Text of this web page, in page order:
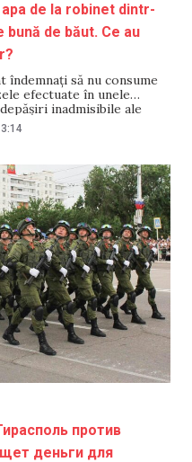
de la robinet dintr-
de băut. Ce au
să nu consume
efectuate în unele
inadmisibile ale
Anunțul a fost făcut
a precizat că probele
против
деньги для